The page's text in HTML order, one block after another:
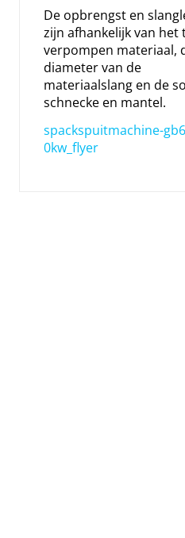
De opbrengst en
zijn afhankelijk van het
verpompen materiaal,
diameter van de
materiaalslang en de
schnecke en mantel.
spackspuitmachine-
0kw_flyer